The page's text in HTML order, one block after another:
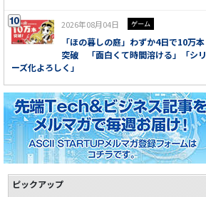
2026年08月04日 ゲーム
「ほの暮しの庭」わずか4日で10万本
突破 「面白くて時間溶ける」「シリ
ーズ化よろしく」
ピックアップ